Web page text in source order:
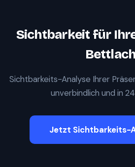
Sichtbarkeit für
Sichtbarkeits-Analyse Ihrer
unverbindlich und in
Jetzt Sichtbarkeits-